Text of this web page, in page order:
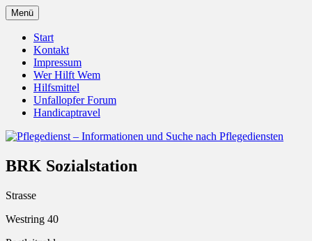
Zum
Inhalt
springen
Pflegedienst – Informationen
und Suche nach Pflegediensten
Unfallopfer – Hilfswerk
Menü
Start
Kontakt
Impressum
Wer Hilft Wem
Hilfsmittel
Unfallopfer Forum
Handicaptravel
BRK Sozialstation
Strasse
Westring 40